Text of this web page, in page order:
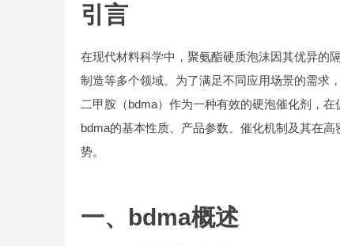
引言
在现代材料科学中，聚氨酯硬质泡沫因其优异的
制造等多个领域。为了满足不同应用场景的需求
二甲胺（bdma）作为一种有效的硬泡催化剂，
bdma的基本性质、产品参数、催化机制及其在
势。
一、bdma概述